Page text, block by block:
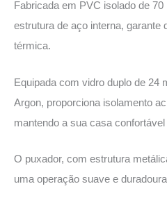
Fabricada em PVC isolado de
estrutura de aço interna, garante
térmica.
Equipada com vidro duplo de 24
Argon, proporciona isolamento
mantendo a sua casa confortável
O puxador, com estrutura
uma operação suave e